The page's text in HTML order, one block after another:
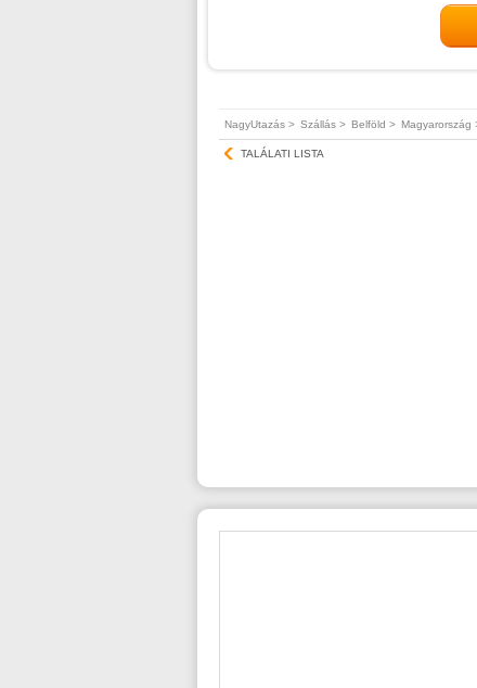
NagyUtazás > Szállás > Belföld > Magyarország
TALÁLATI LISTA